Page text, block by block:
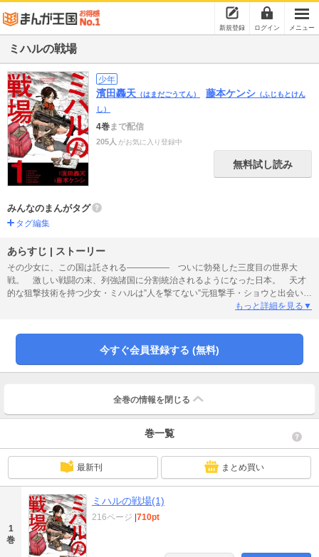
新規登録 ログイン メニュー
ミハルの戦場
少年
濱田轟天 （はまだごうてん） 藤本ケンシ （ふじもとけん
し）
4巻まで配信
205人 がお気に入り登録中
無料試し読み
みんなのまんがタグ
タグ編集
あらすじ | ストーリー
その少女に、この国は託される――――― ついに勃発した三度目の世界大
戦。 激しい戦闘の末、列強諸国に分割統治されるようになった日本。 天才
的な狙撃技術を持つ少女・ミハルは”人を撃てない”元狙撃手・ショウと出会い、
国命を懸けた戦いへと導かれていく――― 戦場と化した日本を生き抜くスナ
もっと詳細を見る▼
今すぐ会員登録する (無料)
全巻の情報を 閉じる
巻一覧
最新刊 まとめ買い
1
巻
ミハルの戦場(1)
216ページ 710pt